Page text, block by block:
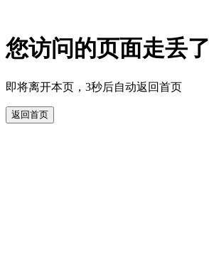
您访问的页面走丢了
即将离开本页，3秒后自动返回首页
返回首页